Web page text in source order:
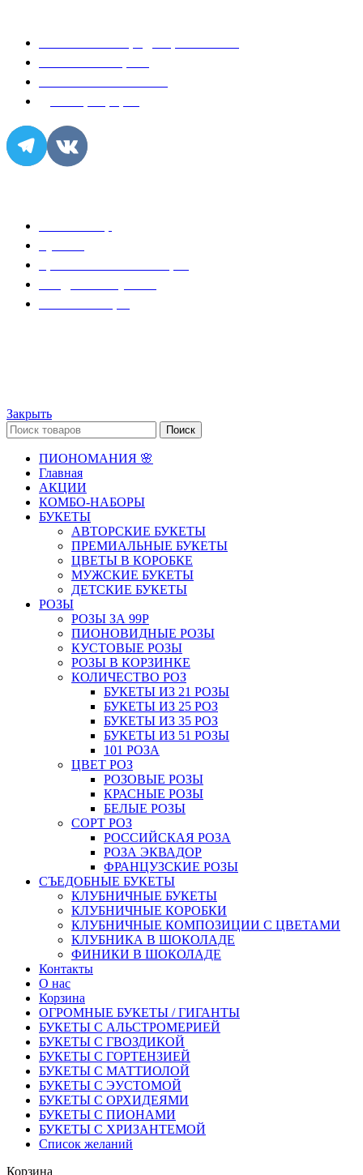
Закрыть
Поиск
ПИОНОМАНИЯ 🌸
Главная
АКЦИИ
КОМБО-НАБОРЫ
БУКЕТЫ
АВТОРСКИЕ БУКЕТЫ
ПРЕМИАЛЬНЫЕ БУКЕТЫ
ЦВЕТЫ В КОРОБКЕ
МУЖСКИЕ БУКЕТЫ
ДЕТСКИЕ БУКЕТЫ
РОЗЫ
РОЗЫ ЗА 99Р
ПИОНОВИДНЫЕ РОЗЫ
КУСТОВЫЕ РОЗЫ
РОЗЫ В КОРЗИНКЕ
КОЛИЧЕСТВО РОЗ
БУКЕТЫ ИЗ 21 РОЗЫ
БУКЕТЫ ИЗ 25 РОЗ
БУКЕТЫ ИЗ 35 РОЗ
БУКЕТЫ ИЗ 51 РОЗЫ
101 РОЗА
ЦВЕТ РОЗ
РОЗОВЫЕ РОЗЫ
КРАСНЫЕ РОЗЫ
БЕЛЫЕ РОЗЫ
СОРТ РОЗ
РОССИЙСКАЯ РОЗА
РОЗА ЭКВАДОР
ФРАНЦУЗСКИЕ РОЗЫ
СЪЕДОБНЫЕ БУКЕТЫ
КЛУБНИЧНЫЕ БУКЕТЫ
КЛУБНИЧНЫЕ КОРОБКИ
КЛУБНИЧНЫЕ КОМПОЗИЦИИ С ЦВЕТАМИ
КЛУБНИКА В ШОКОЛАДЕ
ФИНИКИ В ШОКОЛАДЕ
Контакты
О нас
Корзина
ОГРОМНЫЕ БУКЕТЫ / ГИГАНТЫ
БУКЕТЫ С АЛЬСТРОМЕРИЕЙ
БУКЕТЫ С ГВОЗДИКОЙ
БУКЕТЫ С ГОРТЕНЗИЕЙ
БУКЕТЫ С МАТТИОЛОЙ
БУКЕТЫ С ЭУСТОМОЙ
БУКЕТЫ С ОРХИДЕЯМИ
БУКЕТЫ С ПИОНАМИ
БУКЕТЫ С ХРИЗАНТЕМОЙ
Список желаний
Корзина